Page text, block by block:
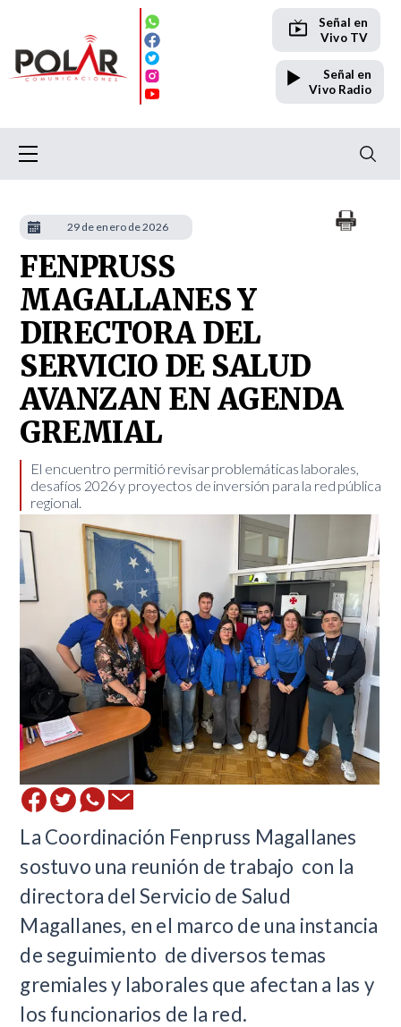
Señal en
Vivo TV
Señal en
Vivo Radio
FENPRUSS
MAGALLANES Y
DIRECTORA DEL
SERVICIO DE SALUD
AVANZAN EN AGENDA
GREMIAL
​El encuentro permitió revisar problemáticas laborales,
desafíos 2026 y proyectos de inversión para la red pública
regional.
La Coordinación Fenpruss Magallanes
sostuvo una reunión de trabajo con la
directora del Servicio de Salud
Magallanes, en el marco de una instancia
de seguimiento de diversos temas
gremiales y laborales que afectan a las y
los funcionarios de la red.
29 de enero de 2026